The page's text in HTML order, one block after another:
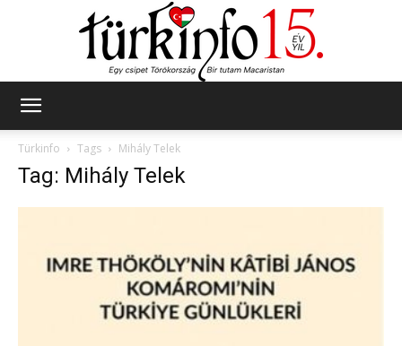
Türkinfo
Tags Mihály Telek
Tag: Mihály Telek